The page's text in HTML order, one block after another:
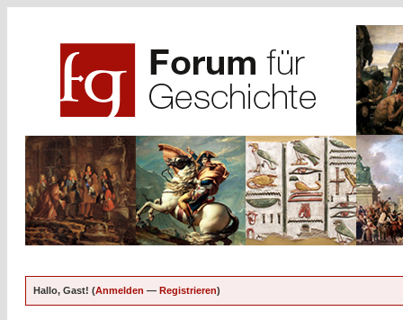
Hallo, Gast! (Anmelden — Registrieren)